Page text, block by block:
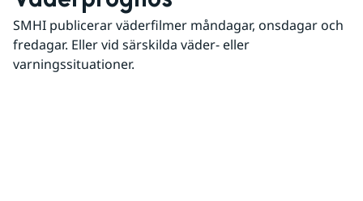
SMHI publicerar väderfilmer måndagar, onsdagar och
fredagar. Eller vid särskilda väder- eller
varningssituationer.